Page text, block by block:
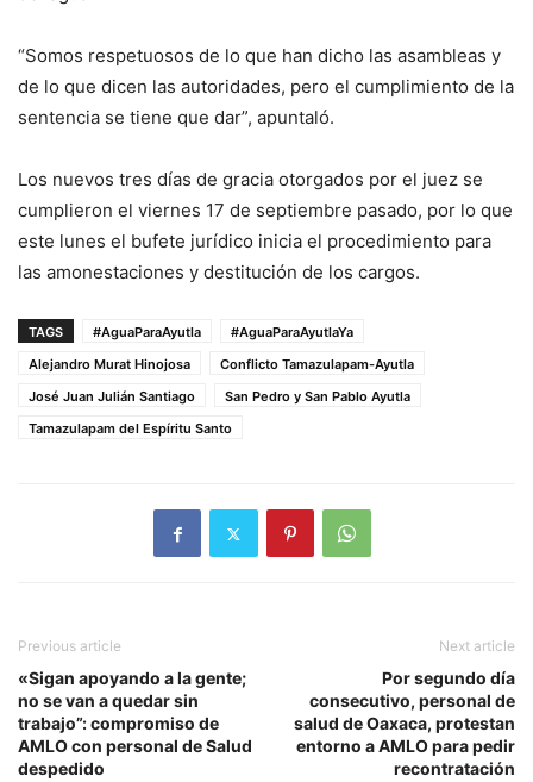
“Somos respetuosos de lo que han dicho las asambleas y
de lo que dicen las autoridades, pero el cumplimiento de la
sentencia se tiene que dar”, apuntaló.
Los nuevos tres días de gracia otorgados por el juez se
cumplieron el viernes 17 de septiembre pasado, por lo que
este lunes el bufete jurídico inicia el procedimiento para
las amonestaciones y destitución de los cargos.
TAGS #AguaParaAyutla
#AguaParaAyutlaYa
Alejandro Murat Hinojosa
Conflicto Tamazulapam-Ayutla
José Juan Julián Santiago
San Pedro y San Pablo Ayutla
Tamazulapam del Espíritu Santo
Previous article
«Sigan apoyando a la gente;
no se van a quedar sin
trabajo”: compromiso de
AMLO con personal de Salud
despedido
Next article
Por segundo día
consecutivo, personal de
salud de Oaxaca, protestan
entorno a AMLO para pedir
recontratación